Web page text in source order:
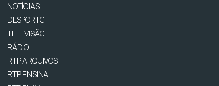
NOTÍCIAS
DESPORTO
TELEVISÃO
RÁDIO
RTP ARQUIVOS
RTP ENSINA